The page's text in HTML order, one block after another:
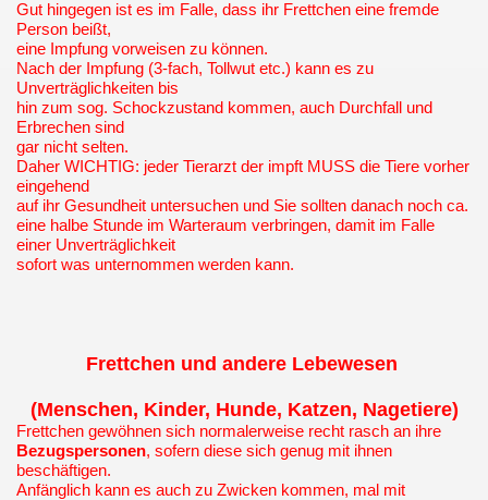
Gut hingegen ist es im Falle, dass ihr Frettchen eine fremde
Person beißt,
eine Impfung vorweisen zu können.
Nach der Impfung (3-fach, Tollwut etc.) kann es zu
Unverträglichkeiten bis
hin zum sog. Schockzustand kommen, auch Durchfall und
Erbrechen sind
gar nicht selten.
Daher WICHTIG: jeder Tierarzt der impft MUSS die Tiere vorher
eingehend
auf ihr Gesundheit untersuchen und Sie sollten danach noch ca.
eine halbe Stunde im Warteraum verbringen, damit im Falle
einer Unverträglichkeit
sofort was unternommen werden kann.
Frettchen und andere Lebewesen
(Menschen, Kinder, Hunde, Katzen, Nagetiere)
Frettchen gewöhnen sich normalerweise recht rasch an ihre
Bezugspersonen, sofern diese sich genug mit ihnen
beschäftigen.
Anfänglich kann es auch zu Zwicken kommen, mal mit